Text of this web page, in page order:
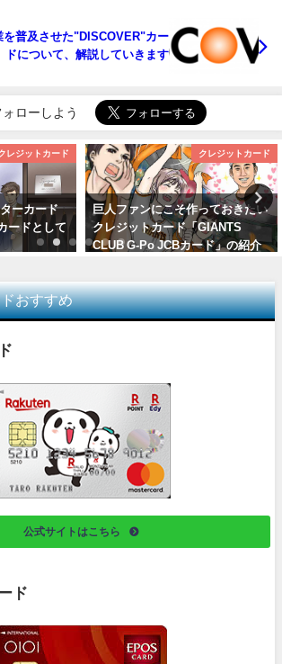
を普及させた"DISCOVER"カー
ドについて、解説していきます
ローしよう
レジットカード
ーカード
ードとして
クレジットカード
巨人ファンにこそ作っておきたい
クレジットカード「GIANTS
CLUB G-Po JCBカード」の紹介
おすすめ
公式サイトはこちら
ド